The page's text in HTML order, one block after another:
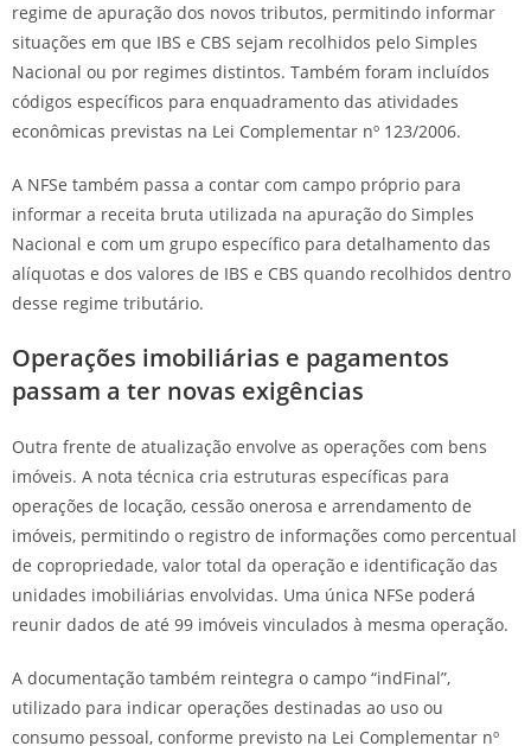
regime de apuração dos novos tributos, permitindo informar
situações em que IBS e CBS sejam recolhidos pelo Simples
Nacional ou por regimes distintos. Também foram incluídos
códigos específicos para enquadramento das atividades
econômicas previstas na Lei Complementar nº 123/2006.
A NFSe também passa a contar com campo próprio para
informar a receita bruta utilizada na apuração do Simples
Nacional e com um grupo específico para detalhamento das
alíquotas e dos valores de IBS e CBS quando recolhidos dentro
desse regime tributário.
Operações imobiliárias e pagamentos
passam a ter novas exigências
Outra frente de atualização envolve as operações com bens
imóveis. A nota técnica cria estruturas específicas para
operações de locação, cessão onerosa e arrendamento de
imóveis, permitindo o registro de informações como percentual
de copropriedade, valor total da operação e identificação das
unidades imobiliárias envolvidas. Uma única NFSe poderá
reunir dados de até 99 imóveis vinculados à mesma operação.
A documentação também reintegra o campo “indFinal”,
utilizado para indicar operações destinadas ao uso ou
consumo pessoal, conforme previsto na Lei Complementar nº